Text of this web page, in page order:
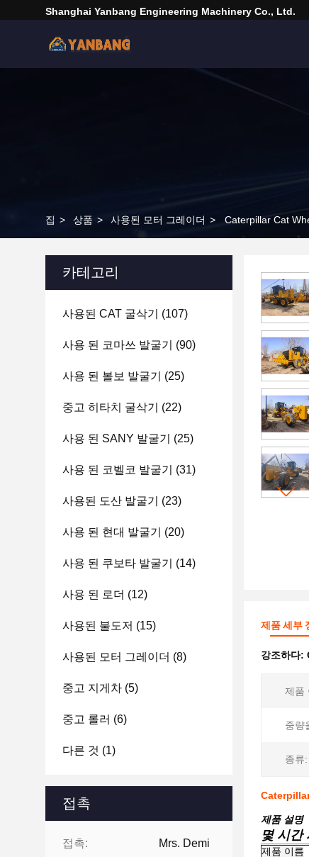
Shanghai Yanbang Engineering Machinery Co., Ltd.
집 > 상품 > 사용된 모터 그레이더 > Caterpillar Cat
카테고리
사용된 CAT 굴삭기 (107)
사용 된 코마쓰 발굴기 (90)
사용 된 볼보 발굴기 (25)
중고 히타치 굴삭기 (22)
사용 된 SANY 발굴기 (25)
사용 된 코벨코 발굴기 (31)
사용된 도산 발굴기 (23)
사용 된 현대 발굴기 (20)
사용 된 쿠보타 발굴기 (14)
사용 된 로더 (12)
사용된 불도저 (15)
사용된 모터 그레이더 (8)
중고 지게차 (5)
중고 롤러 (6)
다른 것 (1)
접촉
접촉: Mrs. Demi
제품 세부
강조하다:
제품
중량
종류:
제품 설명
몇 시간
제품 이름